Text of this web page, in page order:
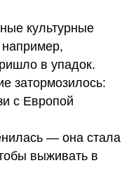
культурные
в упадок.
затормозилось:
с Европой
— она стала
выживать в